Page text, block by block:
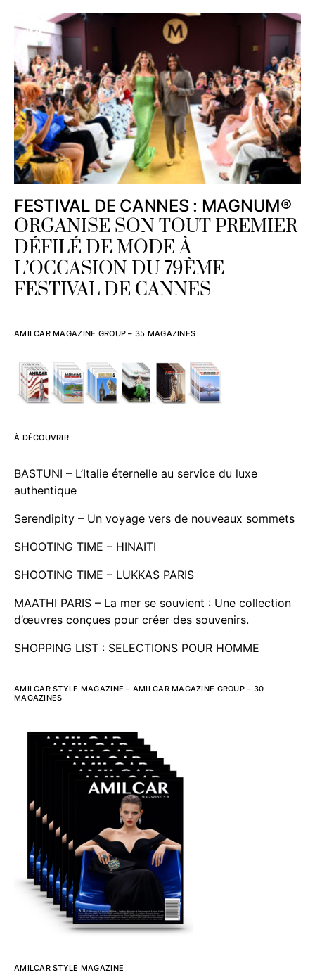
FESTIVAL DE CANNES : MAGNUM®
ORGANISE SON TOUT PREMIER
DÉFILÉ DE MODE À
L’OCCASION DU 79ÈME
FESTIVAL DE CANNES
AMILCAR MAGAZINE GROUP – 35 MAGAZINES
À DÉCOUVRIR
BASTUNI – L’Italie éternelle au service du luxe
authentique
Serendipity – Un voyage vers de nouveaux sommets
SHOOTING TIME – HINAITI
SHOOTING TIME – LUKKAS PARIS
MAATHI PARIS – La mer se souvient : Une collection
d’œuvres conçues pour créer des souvenirs.
SHOPPING LIST : SELECTIONS POUR HOMME
AMILCAR STYLE MAGAZINE – AMILCAR MAGAZINE GROUP – 30
MAGAZINES
AMILCAR STYLE MAGAZINE